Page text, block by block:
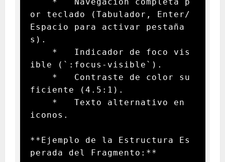
or teclado (Tabulador, Enter/
Espacio para activar pestaña
s).
ible (`:focus-visible`).
ficiente (4.5:1).
iconos.
**Ejemplo de la Estructura Es
perada del Fragmento:**